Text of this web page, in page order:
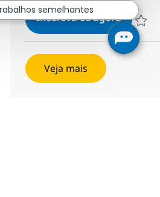
Inscreva-se agora
Veja mais
semelhantes